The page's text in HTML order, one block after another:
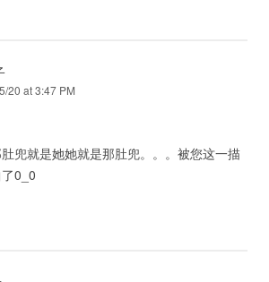
20 at 3:47 PM
兜就是她她就是那肚兜。。。被您这一描
0_0